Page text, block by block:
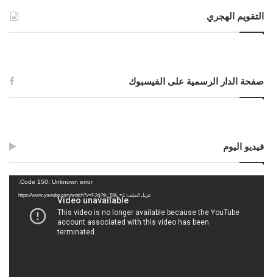
التقويم الهجري
صفحة الدار الرسمية على الفيسبوك
فيديو اليوم
Code 150: Unknown error.
تنزيل الملف: https://www.youtube.com/watch?v=FJdj7tk_7jI&_=1